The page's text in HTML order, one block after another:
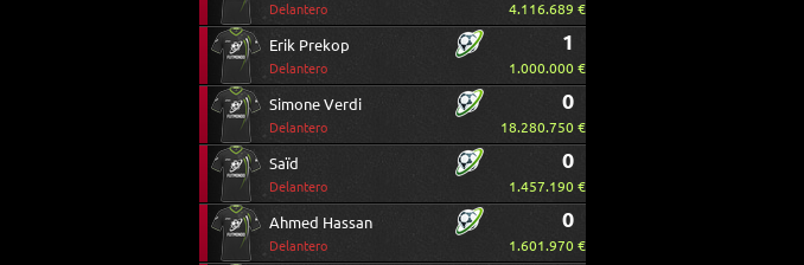
Delantero 4.116.689 €
Erik Prekop
Delantero
1
1.000.000 €
Simone Verdi
Delantero
0
18.280.750 €
Saïd
Delantero
0
1.457.190 €
Ahmed Hassan
Delantero
0
1.601.970 €